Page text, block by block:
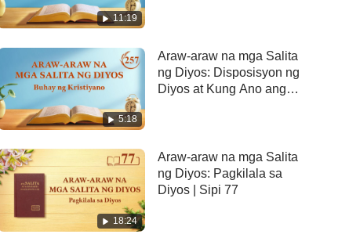
11:19
5:18
Araw-araw na mga Salita
ng Diyos: Disposisyon ng
Diyos at Kung Ano ang
18:24
Araw-araw na mga Salita
ng Diyos: Pagkilala sa
Diyos | Sipi 77